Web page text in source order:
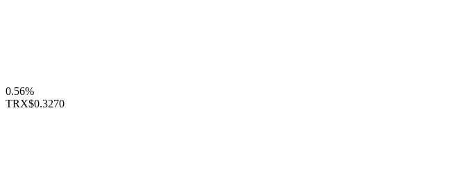
0.56%
TRX$0.3270